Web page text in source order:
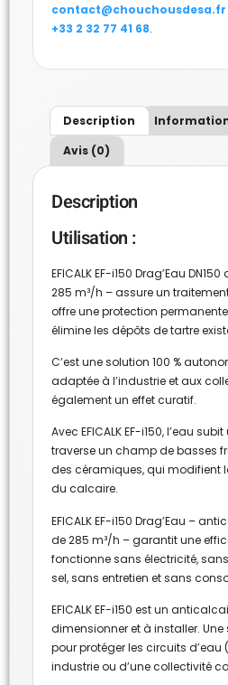
contact@chouchousdesa.fr
+33 2 32 77 41 68.
Description
Avis (0)
Description
Utilisation :
EFICALK EF-i150 Drag’Eau
285 m³/h – assure un
offre une protection
élimine les dépôts de tartre
C’est une solution 100 %
adaptée à l’industrie et aux
également un effet curatif.
Avec EFICALK EF-i150, l’eau
traverse un champ de basses
des céramiques, qui modifient
du calcaire.
EFICALK EF-i150 Drag’Eau –
de 285 m³/h – garantit une
fonctionne sans électricité,
sel, sans entretien et sans
EFICALK EF-i150 est un
dimensionner et à installer. Une
pour protéger les circuits d’eau
industrie ou d’une collectivité